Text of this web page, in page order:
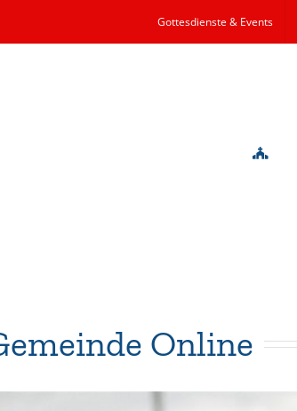
Gottesdienste & Events
Online